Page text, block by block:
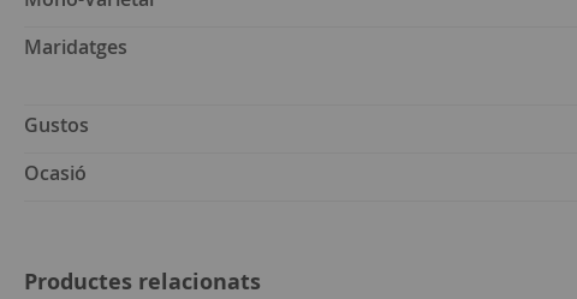
Maridatges
Gustos
Ocasió
Productes relacionats